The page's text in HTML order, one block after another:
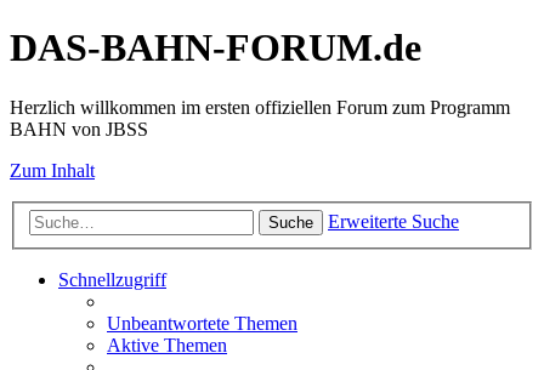
DAS-BAHN-FORUM.de
Herzlich willkommen im ersten offiziellen Forum zum Programm
BAHN von JBSS
Zum Inhalt
Suche Erweiterte Suche
Schnellzugriff
Unbeantwortete Themen
Aktive Themen